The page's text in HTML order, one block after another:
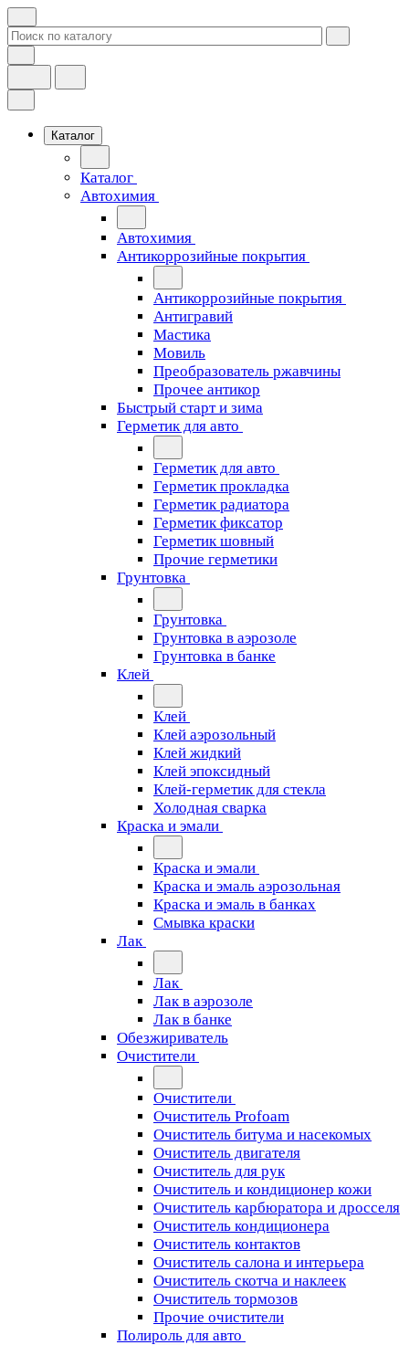
Каталог
Каталог
Автохимия
Автохимия
Антикоррозийные покрытия
Антикоррозийные покрытия
Антигравий
Мастика
Мовиль
Преобразователь ржавчины
Прочее антикор
Быстрый старт и зима
Герметик для авто
Герметик для авто
Герметик прокладка
Герметик радиатора
Герметик фиксатор
Герметик шовный
Прочие герметики
Грунтовка
Грунтовка
Грунтовка в аэрозоле
Грунтовка в банке
Клей
Клей
Клей аэрозольный
Клей жидкий
Клей эпоксидный
Клей-герметик для стекла
Холодная сварка
Краска и эмали
Краска и эмали
Краска и эмаль аэрозольная
Краска и эмаль в банках
Смывка краски
Лак
Лак
Лак в аэрозоле
Лак в банке
Обезжириватель
Очистители
Очистители
Очиститель Profoam
Очиститель битума и насекомых
Очиститель двигателя
Очиститель для рук
Очиститель и кондиционер кожи
Очиститель карбюратора и дросселя
Очиститель кондиционера
Очиститель контактов
Очиститель салона и интерьера
Очиститель скотча и наклеек
Очиститель тормозов
Прочие очистители
Полироль для авто